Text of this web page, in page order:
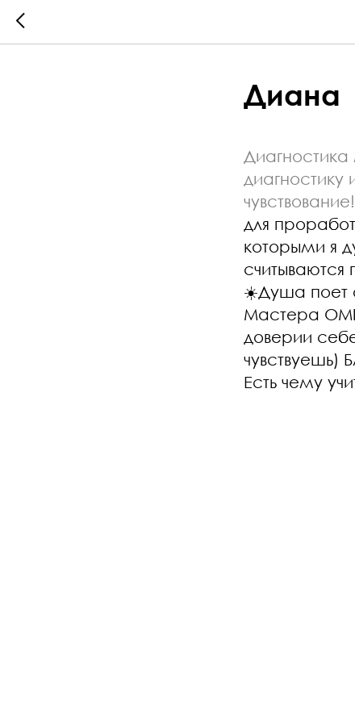
Диана
для
которыми я
☀️Душа поет
Мастера
доверии
чувствуешь)
Есть чему